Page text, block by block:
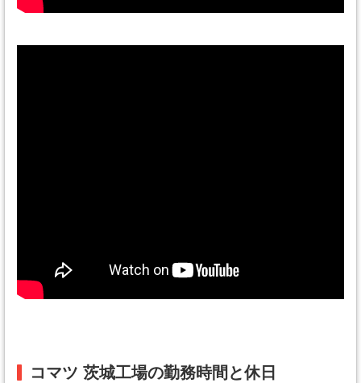
コマツ 茨城工場の勤務時間と休日